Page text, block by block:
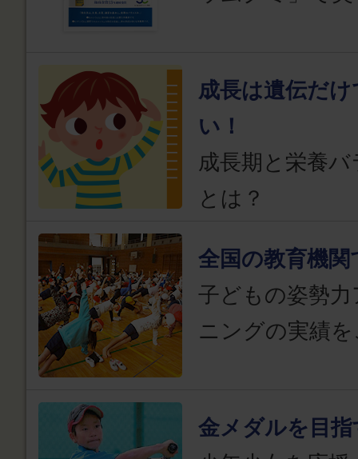
成長は遺伝だ
い！
成長期と栄養
とは？
全国の教育機関
子どもの姿勢
ニングの実績
金メダルを目指